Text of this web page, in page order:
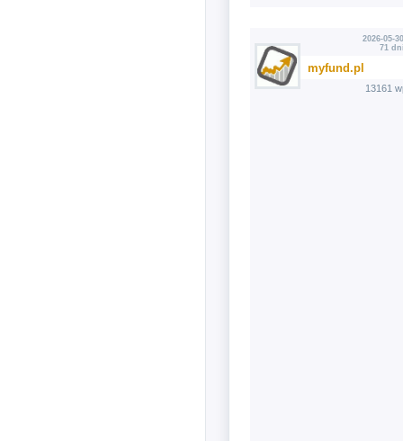
2026-05-
71
myfund.pl
13161